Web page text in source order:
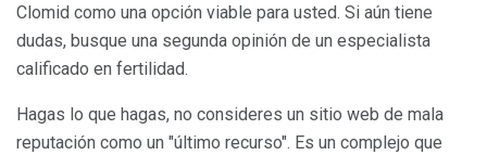
Clomid como una opción viable para usted. Si aún tiene
dudas, busque una segunda opinión de un especialista
calificado en fertilidad.
Hagas lo que hagas, no consideres un sitio web de mala
reputación como un "último recurso". Es un complejo que